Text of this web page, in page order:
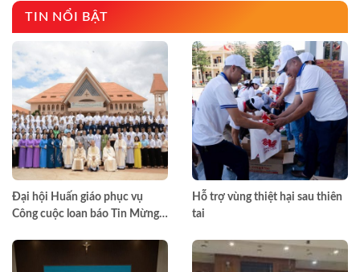
TIN NỔI BẬT
Đại hội Huấn giáo phục vụ
Công cuộc loan báo Tin Mừng
trong hiệp thông, mở ra một
hướng đi mới cho công cuộc
Hỗ trợ vùng thiệt hại sau thiên
tai